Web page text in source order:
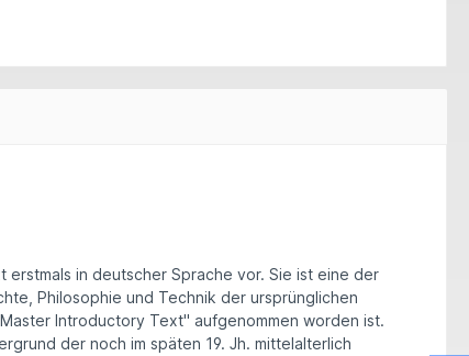
erstmals in deutscher Sprache vor. Sie ist eine der
Philosophie und Technik der ursprünglichen
Introductory Text" aufgenommen worden ist.
der noch im späten 19. Jh. mittelalterlich